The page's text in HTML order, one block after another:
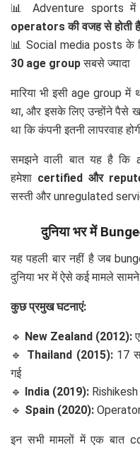
📊 Adventure sports में
operators की वजह से होती हैं
📊 Social media posts के
30 age groupसबसे ज्यादा
मारिया भी इसी age group
था, और इसके लिए उन्होंने पैसे
था कि कंपनी इतनी लापरवाह
समझने वाली बात यह है कि
हमेशा certified और
सस्ती और unregulated
दुनिया भर में
यह पहली बार नहीं है जब
दुनिया भर में ऐसे कई मामले
कुछ प्रमुख घटनाएं:
🔹 New Zealand (2012):
🔹 Thailand (2015):17
गई
🔹 India (2019): Rishikesh
🔹 Spain (2020): Operator
इन सभी मामलों में एक बात